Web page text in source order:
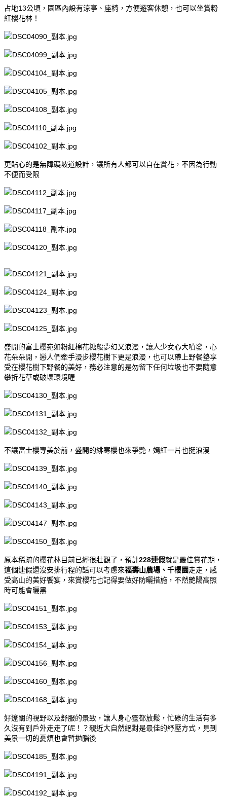
占地13公頃，園區內設有涼亭、座椅，方便遊客休憩，也可以坐賞粉
紅櫻花林！
更貼心的是無障礙坡道設計，讓所有人都可以自在賞花，不因為行動
不便而受限
盛開的富士櫻宛如粉紅棉花糖般夢幻又浪漫，讓人少女心大噴發，心
花朵朵開，戀人們牽手漫步櫻花樹下更是浪漫，也可以帶上野餐墊享
受在櫻花樹下野餐的美好，務必注意的是勿留下任何垃圾也不要隨意
攀折花草或破壞環境喔
不讓富士櫻專美於前，盛開的緋寒櫻也來爭艷，嫣紅一片也挺浪漫
原本稀疏的櫻花林目前已經很壯觀了，預計228連假就是最佳賞花期，
這個連假還沒安排行程的話可以考慮來福壽山農場、千櫻園走走，感
受高山的美好饗宴，來賞櫻花也記得要做好防曬措施，不然艷陽高照
時可能會曬黑
好遼闊的視野以及舒服的景致，讓人身心靈都放鬆，忙碌的生活有多
久沒有到戶外走走了呢！？親近大自然絕對是最佳的紓壓方式，見到
美景一切的憂煩也會暫拋腦後